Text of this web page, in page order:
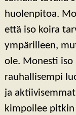
huolenpitoa.
että iso koira
ympärilleen,
ole. Monesti iso
rauhallisempi
ja
kimpoilee pitkin